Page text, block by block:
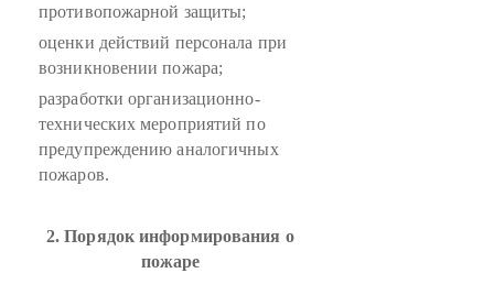
противопожарной защиты;
оценки действий персонала при
возникновении пожара;
разработки организационно-
технических мероприятий по
предупреждению аналогичных
пожаров.
2. Порядок информирования о
пожаре